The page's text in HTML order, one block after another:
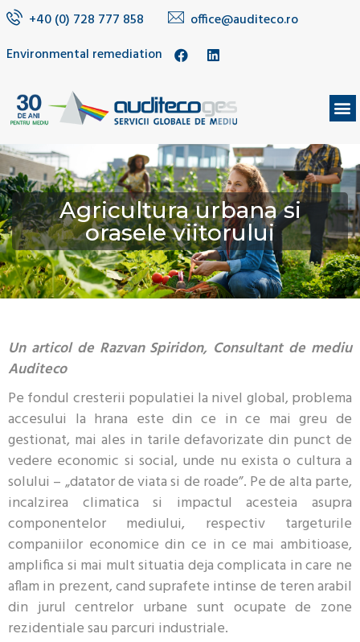
+40 (0) 728 777 858
office@auditeco.ro
Environmental remediation
Agricultura urbana si
orasele viitorului
Un articol de Razvan Spiridon, Consultant de mediu
Auditeco
Pe fondul cresterii populatiei la nivel global, problema
accesului la hrana este din ce in ce mai greu de
gestionat, mai ales in tarile defavorizate din punct de
vedere economic si social, unde nu exista o cultura a
solului – „datator de viata si de roade”. Pe de alta parte,
incalzirea climatica si impactul acesteia asupra
componentelor mediului, respectiv targeturile
companiilor economice din ce in ce mai ambitioase,
amplifica si mai mult situatia deja complicata in care ne
aflam in prezent, cand suprafete intinse de teren arabil
din jurul centrelor urbane sunt ocupate de zone
rezidentiale sau parcuri industriale.